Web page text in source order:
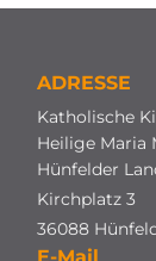
ADRESSE
Katholische
Heilige Maria
Hünfelder
Kirchplatz 3
36088
E-Mail